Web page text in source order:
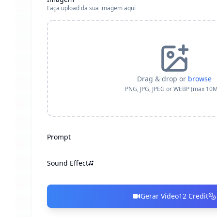
Faça upload da sua imagem aqui
Drag & drop or browse
PNG, JPG, JPEG or WEBP (max
Prompt
Sound Effect
Gerar Vídeo12 Credit